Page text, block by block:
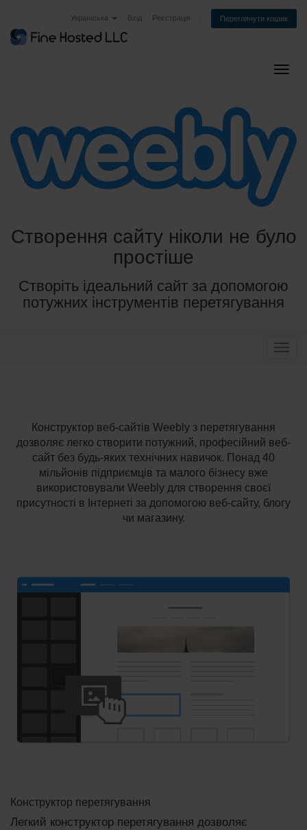
Українська Вхід Реєстрація Переглянути кошик
Створення сайту ніколи не було
простіше
Створіть ідеальний сайт за допомогою
потужних інструментів перетягування
Конструктор веб-сайтів Weebly з перетягування
дозволяє легко створити потужний, професійний веб-
сайт без будь-яких технічних навичок. Понад 40
мільйонів підприємців та малого бізнесу вже
використовували Weebly для створення своєї
присутності в Інтернеті за допомогою веб-сайту, блогу
чи магазину.
Конструктор перетягування
Легкий конструктор перетягування дозволяє